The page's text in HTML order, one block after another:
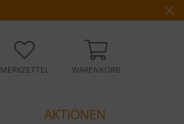
MERKZETTEL WARENKORB
AKTIONEN